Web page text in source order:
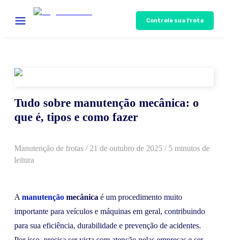
Controle sua frota
Tudo sobre manutenção mecânica: o
que é, tipos e como fazer
Manutenção de frotas / 21 de outubro de 2025 / 5 minutos de
leitura
A manutenção mecânica é um procedimento muito
importante para veículos e máquinas em geral, contribuindo
para sua eficiência, durabilidade e prevenção de acidentes.